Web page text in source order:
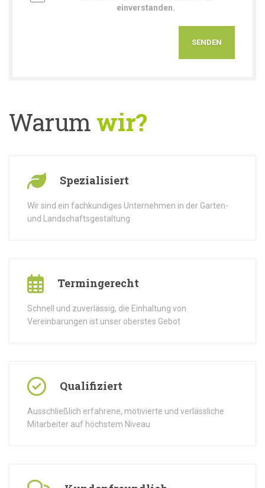
einverstanden.
Warum wir?
Spezialisiert
Wir sind ein fachkundiges Unternehmen in der Garten-
und Landschaftsgestaltung
Termingerecht
Schnell und zuverlässig, die Einhaltung von
Vereinbarungen ist unser oberstes Gebot
Qualifiziert
Ausschließlich erfahrene, motivierte und verlässliche
Mitarbeiter auf höchstem Niveau